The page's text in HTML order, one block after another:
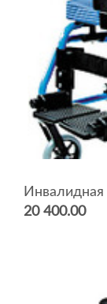
20 400.00